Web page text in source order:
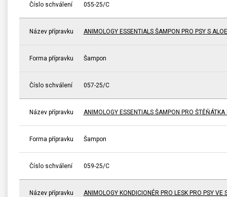
Číslo schválení 055-25/C
Název přípravku ANIMOLOGY ESSENTIALS ŠAMPON PRO PSY S
Forma přípravku Šampon
Číslo schválení 057-25/C
Název přípravku ANIMOLOGY ESSENTIALS ŠAMPON PRO
Forma přípravku Šampon
Číslo schválení 059-25/C
Název přípravku ANIMOLOGY KONDICIONÉR PRO LESK PRO PSY VE